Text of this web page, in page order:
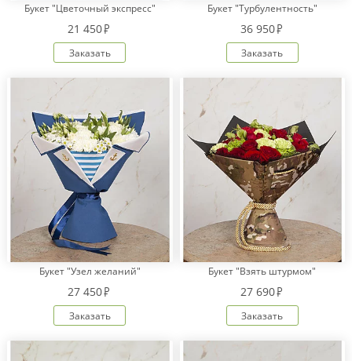
Букет "Цветочный экспресс"
21 450
Заказать
Букет "Турбулентность"
36 950
Заказать
Букет "Узел желаний"
27 450
Заказать
Букет "Взять штурмом"
27 690
Заказать